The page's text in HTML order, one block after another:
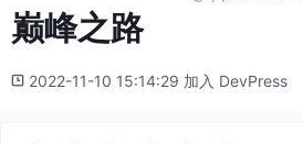
巅峰之路
2022-11-10 15:14:29 加入 DevPress